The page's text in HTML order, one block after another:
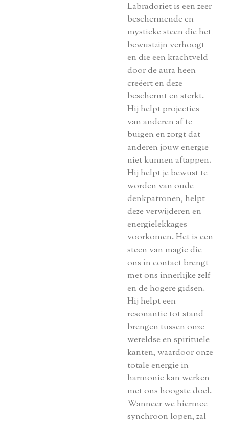
Labradoriet is een zeer
beschermende en
mystieke steen die het
bewustzijn verhoogt
en die een krachtveld
door de aura heen
creëert en deze
beschermt en sterkt.
Hij helpt projecties
van anderen af te
buigen en zorgt dat
anderen jouw energie
niet kunnen aftappen.
Hij helpt je bewust te
worden van oude
denkpatronen, helpt
deze verwijderen en
energielekkages
voorkomen. Het is een
steen van magie die
ons in contact brengt
met ons innerlijke zelf
en de hogere gidsen.
Hij helpt een
resonantie tot stand
brengen tussen onze
wereldse en spirituele
kanten, waardoor onze
totale energie in
harmonie kan werken
met ons hoogste doel.
Wanneer we hiermee
synchroon lopen, zal